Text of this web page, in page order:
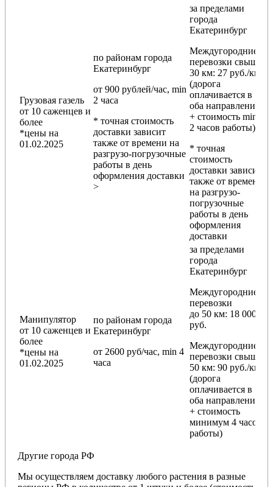
Грузовая газель
от 10 саженцев и
более
*цены на
01.02.2025
по районам города
Екатеринбург
от 900 рублей/час, min
2 часа
* точная стоимость
доставки зависит
также от времени на
разгрузо-погрузочные
работы в день
оформления доставки
>
за пределами
города
Екатеринбург
Междугородние
перевозки свыше
30 км: 27 руб./км
(дорога
оплачивается в
оба направления
+ стоимость min
2 часов работы)
* точная
стоимость
доставки зависит
также от времени
на разгрузо-
погрузочные
работы в день
оформления
доставки
Манипулятор
от 10 саженцев и
более
*цены на
01.02.2025
по районам города
Екатеринбург
от 2600 руб/час, min 4
часа
за пределами
города
Екатеринбург
Междугородние
перевозки
до 50 км: 18 000
руб.
Междугородние
перевозки свыше
50 км: 90 руб./км
(дорога
оплачивается в
оба направления
+ стоимость
минимум 4 часов
работы)
Другие города РФ
Мы осуществляем доставку любого растения в разные